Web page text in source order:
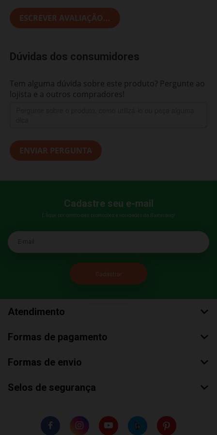
ESCREVER AVALIAÇÃO...
Dúvidas dos consumidores
Tem alguma dúvida sobre este produto? Pergunte ao
lojista e a outros compradores!
ENVIAR PERGUNTA
Cadastre seu e-mail
E fique por dentro das promoções e novidades da Bumerang!
E-mail
Atendimento
Formas de pagamento
Formas de envio
Selos de segurança